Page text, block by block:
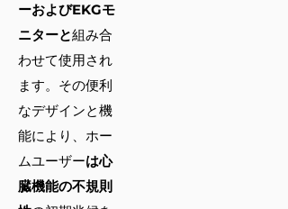
ーおよびEKGモ
ニターと組み合
わせて使用され
ます。その便利
なデザインと機
能により、ホー
ムユーザーは心
臓機能の不規則